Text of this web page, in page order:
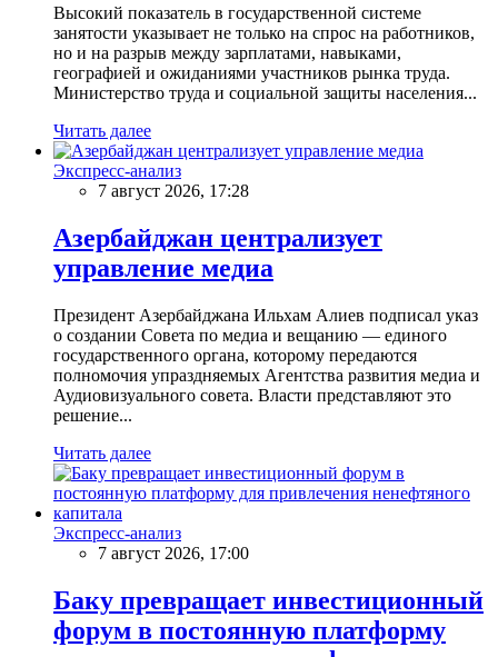
Высокий показатель в государственной системе
занятости указывает не только на спрос на работников,
но и на разрыв между зарплатами, навыками,
географией и ожиданиями участников рынка труда.
Министерство труда и социальной защиты населения...
Читать далее
Экспресс-анализ
7 август 2026, 17:28
Азербайджан централизует
управление медиа
Президент Азербайджана Ильхам Алиев подписал указ
о создании Совета по медиа и вещанию — единого
государственного органа, которому передаются
полномочия упраздняемых Агентства развития медиа и
Аудиовизуального совета. Власти представляют это
решение...
Читать далее
Экспресс-анализ
7 август 2026, 17:00
Баку превращает инвестиционный
форум в постоянную платформу